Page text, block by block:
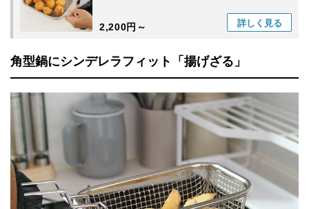
2,200円～ 詳しく 見る
角型鍋にシンデレラフィット「揚げざる」